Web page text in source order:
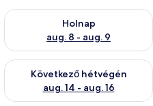
e
aug. 7 - aug. 8
Holnap
aug. 8 - aug. 9
A holnapi rendelkezésre állás
állás ellenőrzése: aug. 7 -
Következő hétvégén
aug. 14 - aug. 16
A következő hétvégi